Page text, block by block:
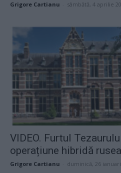
Grigore Cartianu sâmbătă, 4 aprilie
VIDEO. Furtul
operațiune hibridă
Grigore Cartianu duminică, 26